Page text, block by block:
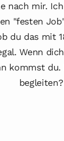
nach mir.
"festen
du das mit
Wenn
kommst du.
begleiten?